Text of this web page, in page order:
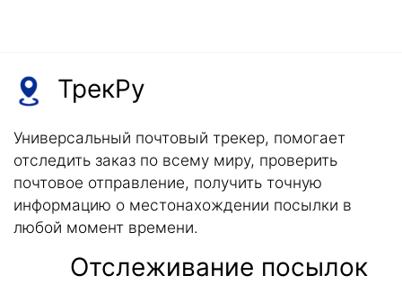
ТрекРу
Универсальный почтовый трекер, помогает
отследить заказ по всему миру, проверить
почтовое отправление, получить точную
информацию о местонахождении посылки в
любой момент времени.
Отслеживание посылок